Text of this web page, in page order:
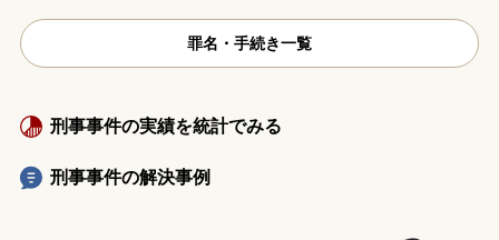
罪名・手続き一覧
刑事事件の実績を統計でみる
刑事事件の解決事例